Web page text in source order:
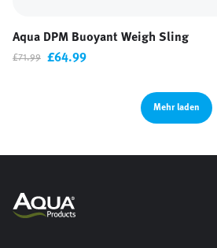
Aqua DPM Buoyant Weigh Sling
£71.99 £64.99
Mehr laden